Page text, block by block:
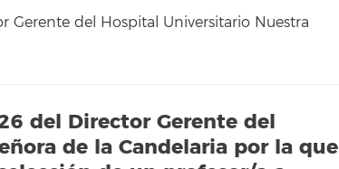
del Hospital Universitario Nuestra
del Director Gerente del
de la Candelaria por la que